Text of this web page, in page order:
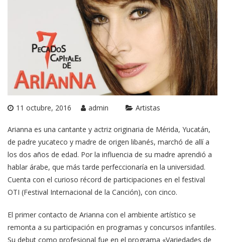
11 octubre, 2016 admin Artistas
Arianna es una cantante y actriz originaria de Mérida, Yucatán,
de padre yucateco y madre de origen libanés, marchó de allí a
los dos años de edad. Por la influencia de su madre aprendió a
hablar árabe, que más tarde perfeccionaría en la universidad.
Cuenta con el curioso récord de participaciones en el festival
OTI (Festival Internacional de la Canción), con cinco.
El primer contacto de Arianna con el ambiente artístico se
remonta a su participación en programas y concursos infantiles.
Su debut como profesional fue en el programa «Variedades de